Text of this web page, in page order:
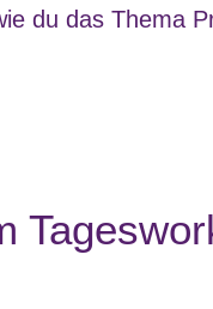
du das Thema